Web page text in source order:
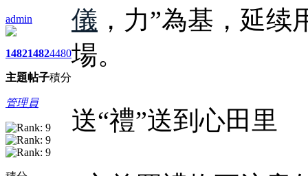
admin
1482
主題
1482
帖子
4480
積分
管理員
儀 ，力”為基，延
場。
送“禮”送到心田里